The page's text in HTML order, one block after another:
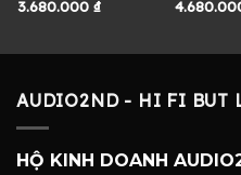
Giá
3.680.000 ₫Giá Giá
AUDIO2ND - HI FI BUT
HỘ KINH DOANH